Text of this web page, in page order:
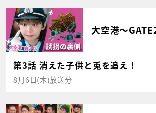
大空港～
第3話 消えた子供と兎を追え！
8月6日(木)放送分